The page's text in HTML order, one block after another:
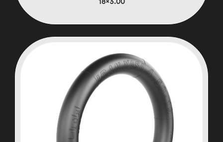
3.00×18